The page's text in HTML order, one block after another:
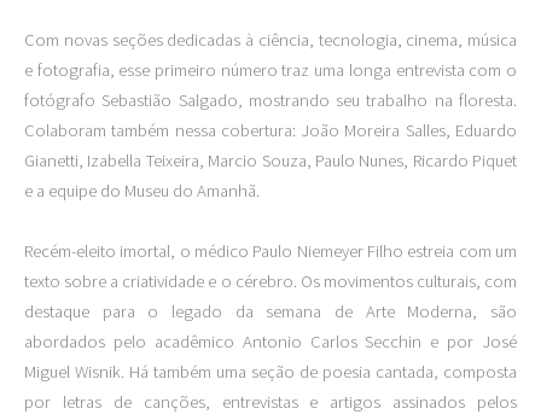
Com novas seções dedicadas à ciência, tecnologia, cinema, música
e fotografia, esse primeiro número traz uma longa entrevista com o
fotógrafo Sebastião Salgado, mostrando seu trabalho na floresta.
Colaboram também nessa cobertura: João Moreira Salles, Eduardo
Gianetti, Izabella Teixeira, Marcio Souza, Paulo Nunes, Ricardo Piquet
e a equipe do Museu do Amanhã.
Recém-eleito imortal, o médico Paulo Niemeyer Filho estreia com um
texto sobre a criatividade e o cérebro. Os movimentos culturais, com
destaque para o legado da semana de Arte Moderna, são
abordados pelo acadêmico Antonio Carlos Secchin e por José
Miguel Wisnik. Há também uma seção de poesia cantada, composta
por letras de canções, entrevistas e artigos assinados pelos